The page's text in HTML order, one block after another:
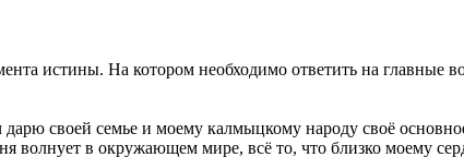
истины. На котором необходимо ответить на главные
своей семье и моему калмыцкому народу своё
волнует в окружающем мире, всё то, что близко моему